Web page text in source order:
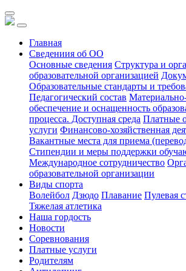
Главная
Сведениия об ОО
Основные сведения Структура и
образовательной организацией
Образовательные стандарты и
Педагогический состав
обеспечение и оснащенность
процесса. Доступная среда Платные
услуги Финансово-хозяйственная
Вакантные места для приема
Стипендии и меры поддержки
Международное сотрудничество
образовательной организации
Виды спорта
Волейбол Дзюдо Плавание Пулевая
Тяжелая атлетика
Наша гордость
Новости
Соревнования
Платные услуги
Родителям